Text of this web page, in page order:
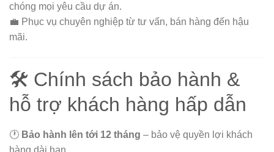
chóng mọi yêu cầu dự án.
💼 Phục vụ chuyên nghiệp từ tư vấn, bán hàng đến hậu
mãi.
🛠️ Chính sách bảo hành &
hỗ trợ khách hàng hấp dẫn
🕐 Bảo hành lên tới 12 tháng – bảo vệ quyền lợi khách
hàng dài hạn.